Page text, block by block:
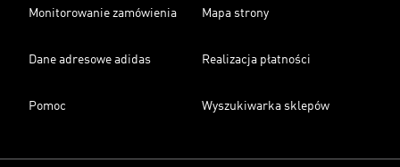
Monitorowanie zamówienia Mapa strony
Dane adresowe adidas Realizacja płatności
Pomoc Wyszukiwarka sklepów